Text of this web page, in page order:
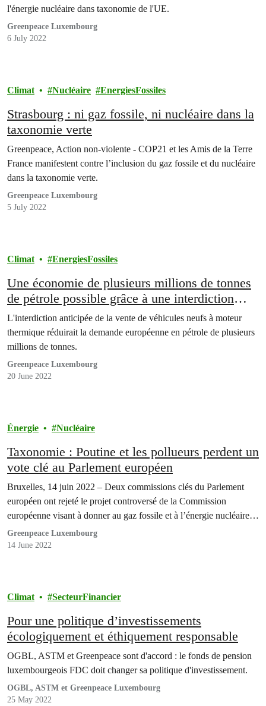
l'énergie nucléaire dans taxonomie de l'UE.
Greenpeace Luxembourg
6 July 2022
Climat Nucléaire EnergiesFossiles
Strasbourg : ni gaz fossile, ni nucléaire dans la
taxonomie verte
Greenpeace, Action non-violente - COP21 et les Amis de la Terre
France manifestent contre l’inclusion du gaz fossile et du nucléaire
dans la taxonomie verte.
Greenpeace Luxembourg
5 July 2022
Climat EnergiesFossiles
Une économie de plusieurs millions de tonnes
de pétrole possible grâce à une interdiction
anticipée des moteurs thermiques
L'interdiction anticipée de la vente de véhicules neufs à moteur
thermique réduirait la demande européenne en pétrole de plusieurs
millions de tonnes.
Greenpeace Luxembourg
20 June 2022
Énergie Nucléaire
Taxonomie : Poutine et les pollueurs perdent un
vote clé au Parlement européen
Bruxelles, 14 juin 2022 – Deux commissions clés du Parlement
européen ont rejeté le projet controversé de la Commission
européenne visant à donner au gaz fossile et à l’énergie nucléaire…
Greenpeace Luxembourg
14 June 2022
Climat SecteurFinancier
Pour une politique d’investissements
écologiquement et éthiquement responsable
OGBL, ASTM et Greenpeace sont d'accord : le fonds de pension
luxembourgeois FDC doit changer sa politique d'investissement.
OGBL, ASTM et Greenpeace Luxembourg
25 May 2022